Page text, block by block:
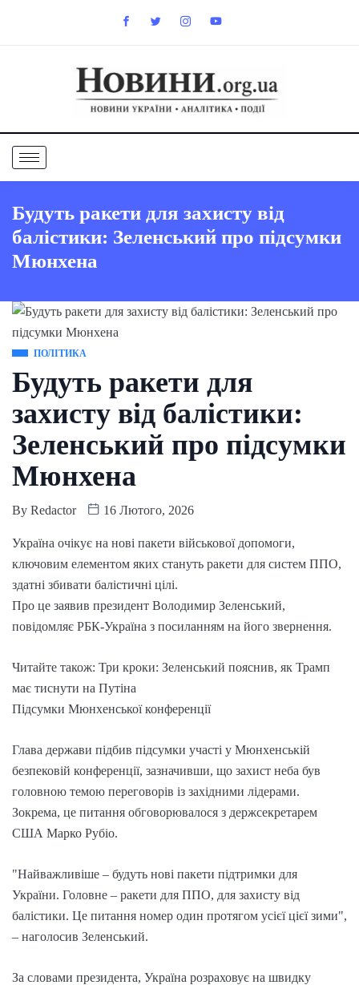
Будуть ракети для захисту від
балістики: Зеленський про підсумки
Мюнхена
ПОЛІТИКА
Будуть ракети для
захисту від балістики:
Зеленський про підсумки
Мюнхена
By Redactor 16 Лютого, 2026
Україна очікує на нові пакети військової допомоги,
ключовим елементом яких стануть ракети для систем ППО,
здатні збивати балістичні цілі.
Про це заявив президент Володимир Зеленський,
повідомляє РБК-Україна з посиланням на його звернення.
Читайте також: Три кроки: Зеленський пояснив, як Трамп
має тиснути на Путіна
Підсумки Мюнхенської конференції
Глава держави підбив підсумки участі у Мюнхенській
безпековій конференції, зазначивши, що захист неба був
головною темою переговорів із західними лідерами.
Зокрема, це питання обговорювалося з держсекретарем
США Марко Рубіо.
"Найважливіше – будуть нові пакети підтримки для
України. Головне – ракети для ППО, для захисту від
балістики. Це питання номер один протягом усієї цієї зими",
– наголосив Зеленський.
За словами президента, Україна розраховує на швидку